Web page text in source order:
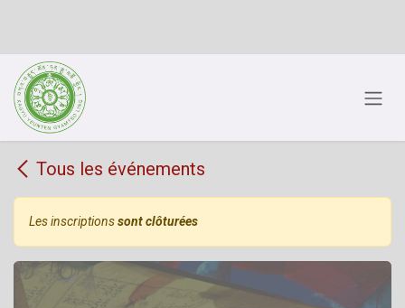
Se rendre au contenu
Tous les événements
Les inscriptionssont clôturées